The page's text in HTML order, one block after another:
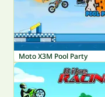
Moto X3M Pool Party